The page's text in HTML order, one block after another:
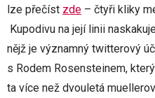
lze přečíst zde – čtyři kliky
Kupodivu na její linii
nějž je významný twitterový
s Rodem Rosensteinem,
ta více než dvouletá